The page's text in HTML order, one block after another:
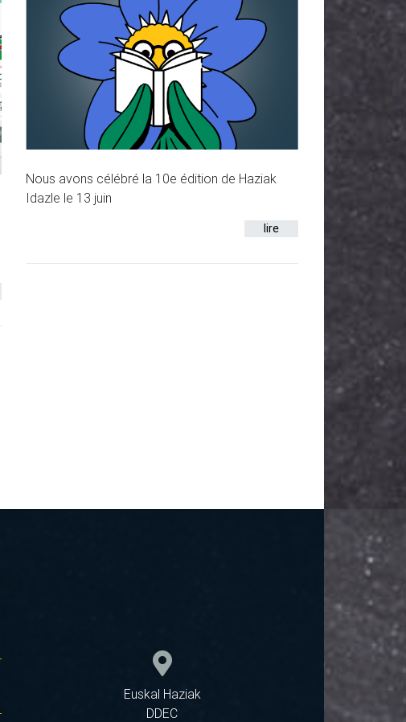
Nous avons célébré la 10e édition de Haziak
Idazle le 13 juin
lire
Euskal Haziak
DDEC